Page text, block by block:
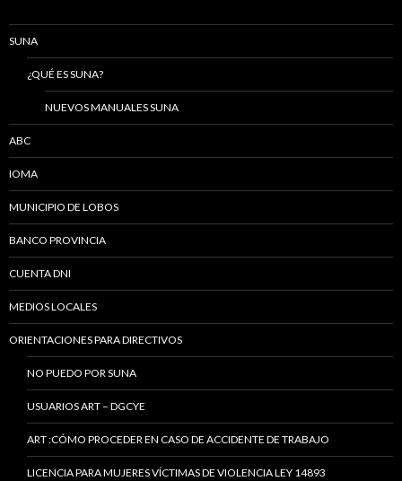
SUNA
¿QUÉ ES SUNA?
NUEVOS MANUALES SUNA
ABC
IOMA
MUNICIPIO DE LOBOS
BANCO PROVINCIA
CUENTA DNI
MEDIOS LOCALES
ORIENTACIONES PARA DIRECTIVOS
NO PUEDO POR SUNA
USUARIOS ART – DGCYE
ART :CÓMO PROCEDER EN CASO DE ACCIDENTE DE TRABAJO
LICENCIA PARA MUJERES VÍCTIMAS DE VIOLENCIA LEY 14893